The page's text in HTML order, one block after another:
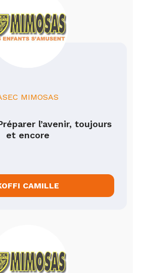
MIMOSAS
l’avenir, toujours
et encore
CAMILLE